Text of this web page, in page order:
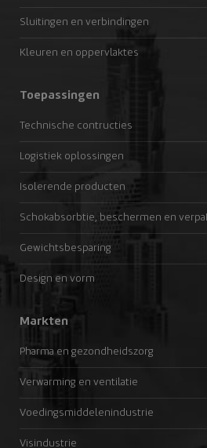
Sluitingen en verbindingen
Kleuren en oppervlaktes
Toepassingen
Technische contructies
Logistiek oplossingen
Isolerende producten
Schokabsorbtie, beschermen en
Gewichtsbesparing
Design en vorm
Markten
Pharma en gezondheidszorg
Verwarming en ventilatie
Voedingsmiddelenindustrie
Visindustrie